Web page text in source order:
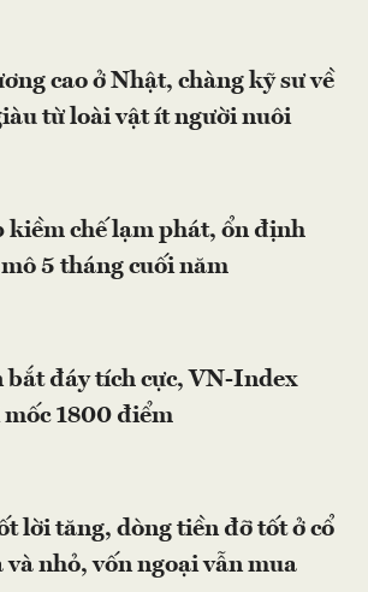
cao ở Nhật, chàng kỹ sư về
từ loài vật ít người nuôi
kiềm chế lạm phát, ổn định
5 tháng cuối năm
bắt đáy tích cực, VN-Index
1800 điểm
lời tăng, dòng tiền đỡ tốt ở cổ
và nhỏ, vốn ngoại vẫn mua